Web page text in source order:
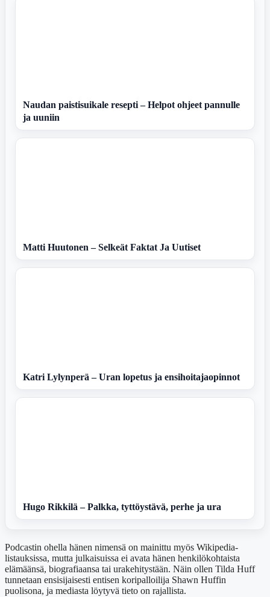
Naudan paistisuikale resepti – Helpot ohjeet pannulle
ja uuniin
Matti Huutonen – Selkeät Faktat Ja Uutiset
Katri Lylynperä – Uran lopetus ja ensihoitajaopinnot
Hugo Rikkilä – Palkka, tyttöystävä, perhe ja ura
Podcastin ohella hänen nimensä on mainittu myös Wikipedia-
listauksissa, mutta julkaisuissa ei avata hänen henkilökohtaista
elämäänsä, biografiaansa tai urakehitystään. Näin ollen Tilda Huff
tunnetaan ensisijaisesti entisen koripalloilija Shawn Huffin
puolisona, ja mediasta löytyvä tieto on rajallista.